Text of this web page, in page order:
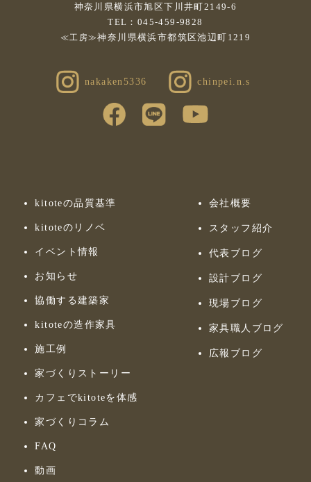
神奈川県横浜市旭区下川井町2149-6
TEL：045-459-9828
≪工房≫神奈川県横浜市都筑区池辺町1219
nakaken5336 chinpei.n.s
kitoteの品質基準
kitoteのリノベ
イベント情報
お知らせ
協働する建築家
kitoteの造作家具
施工例
家づくりストーリー
カフェでkitoteを体感
家づくりコラム
FAQ
動画
会社概要
スタッフ紹介
代表ブログ
設計ブログ
現場ブログ
家具職人ブログ
広報ブログ